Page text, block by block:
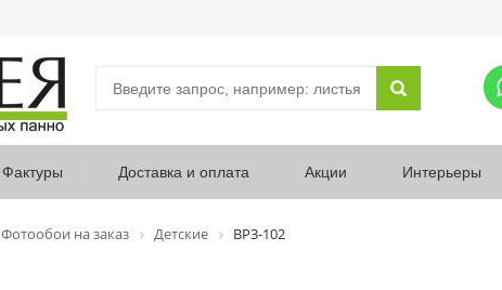
Фактуры Доставка и оплата Акции Интерьеры
Фотообои на заказ Детские ВР3-102